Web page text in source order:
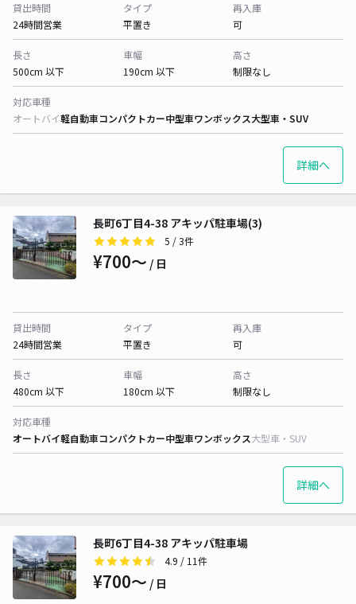
貸出時間
24時間営業
タイプ
平置き
再入庫
可
長さ
500cm 以下
車幅
190cm 以下
高さ
制限なし
対応車種
オートバイ軽自動車コンパクトカー中型車ワンボックス大型車・SUV
詳細へ
長町6丁目4-38 アキッパ駐車場(3)
5 / 3件
¥700〜 / 日
貸出時間
24時間営業
タイプ
平置き
再入庫
可
長さ
480cm 以下
車幅
180cm 以下
高さ
制限なし
対応車種
オートバイ軽自動車コンパクトカー中型車ワンボックス大型車・SUV
詳細へ
長町6丁目4-38 アキッパ駐車場
4.9 / 11件
¥700〜 / 日